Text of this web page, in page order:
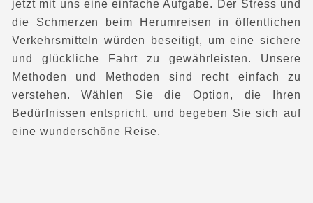
jetzt mit uns eine einfache Aufgabe. Der Stress und
die Schmerzen beim Herumreisen in öffentlichen
Verkehrsmitteln würden beseitigt, um eine sichere
und glückliche Fahrt zu gewährleisten. Unsere
Methoden und Methoden sind recht einfach zu
verstehen. Wählen Sie die Option, die Ihren
Bedürfnissen entspricht, und begeben Sie sich auf
eine wunderschöne Reise.